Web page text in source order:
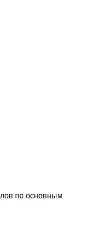
по основным